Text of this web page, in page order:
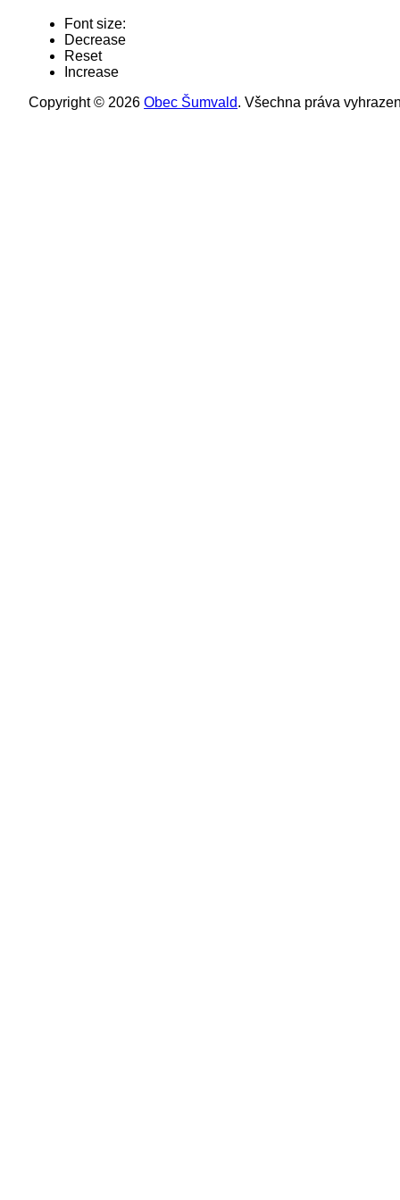
Font size:
Decrease
Reset
Increase
Copyright © 2026Obec Šumvald. Všechna práva